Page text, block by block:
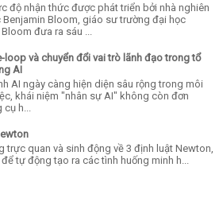
độ nhận thức được phát triển bởi nhà nghiên
Bloom, giáo sư trường đại học
đưa ra sáu ...
loop và chuyển đổi vai trò lãnh đạo trong tổ
AI
AI ngày càng hiện diện sâu rộng trong môi
khái niệm "nhân sự AI" không còn đơn
h...
trực quan và sinh động về 3 định luật Newton,
tự động tạo ra các tình huống minh h...